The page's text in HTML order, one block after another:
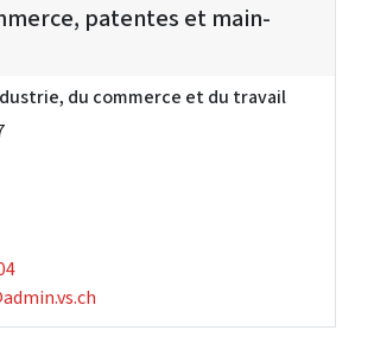
patentes et main-
du commerce et du travail